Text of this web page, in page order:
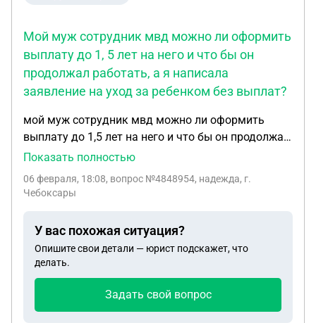
Мой муж сотрудник мвд можно ли оформить
выплату до 1, 5 лет на него и что бы он
продолжал работать, а я написала
заявление на уход за ребенком без выплат?
мой муж сотрудник мвд можно ли оформить
выплату до 1,5 лет на него и что бы он продолжал
работать, а я написала заявление на уход за
это запрещается
Показать полностью
06 февраля, 18:08, вопрос №4848954, надежда, г.
Чебоксары
У вас похожая ситуация?
Опишите свои детали — юрист подскажет, что
делать.
Задать свой вопрос